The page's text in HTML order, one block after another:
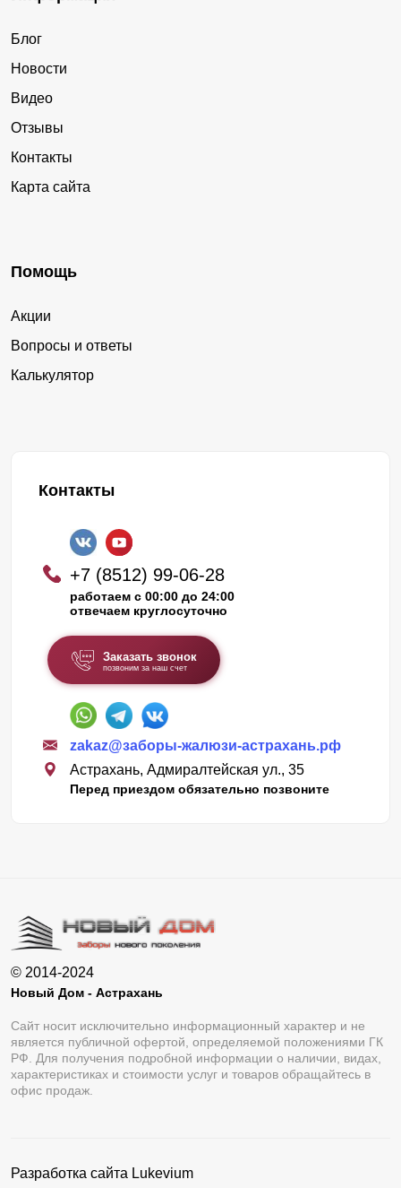
Блог
Новости
Видео
Отзывы
Контакты
Карта сайта
Помощь
Акции
Вопросы и ответы
Калькулятор
Контакты
+7 (8512) 99-06-28
работаем с 00:00 до 24:00
отвечаем круглосуточно
Заказать звонок
позвоним за наш счет
zakaz@заборы-жалюзи-астрахань.рф
Астрахань, Адмиралтейская ул., 35
Перед приездом обязательно позвоните
© 2014-2024
Новый Дом - Астрахань
Сайт носит исключительно информационный характер и не
является публичной офертой, определяемой положениями ГК
РФ. Для получения подробной информации о наличии, видах,
характеристиках и стоимости услуг и товаров обращайтесь в
офис продаж.
Разработка сайта Lukevium